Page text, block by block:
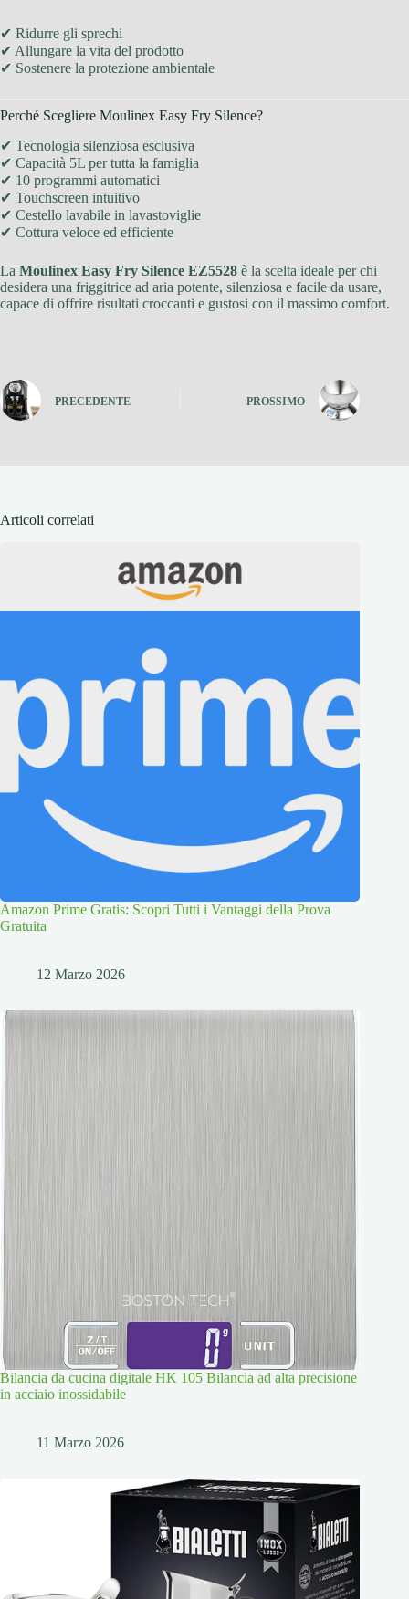
✔ Ridurre gli sprechi
✔ Allungare la vita del prodotto
✔ Sostenere la protezione ambientale
Perché Scegliere Moulinex Easy Fry Silence?
✔ Tecnologia silenziosa esclusiva
✔ Capacità 5L per tutta la famiglia
✔ 10 programmi automatici
✔ Touchscreen intuitivo
✔ Cestello lavabile in lavastoviglie
✔ Cottura veloce ed efficiente
La Moulinex Easy Fry Silence EZ5528 è la scelta ideale per chi
desidera una friggitrice ad aria potente, silenziosa e facile da usare,
capace di offrire risultati croccanti e gustosi con il massimo comfort.
PRECEDENTE PROSSIMO
Articoli correlati
Amazon Prime Gratis: Scopri Tutti i Vantaggi della Prova
Gratuita
12 Marzo 2026
Bilancia da cucina digitale HK 105 Bilancia ad alta precisione
in acciaio inossidabile
11 Marzo 2026